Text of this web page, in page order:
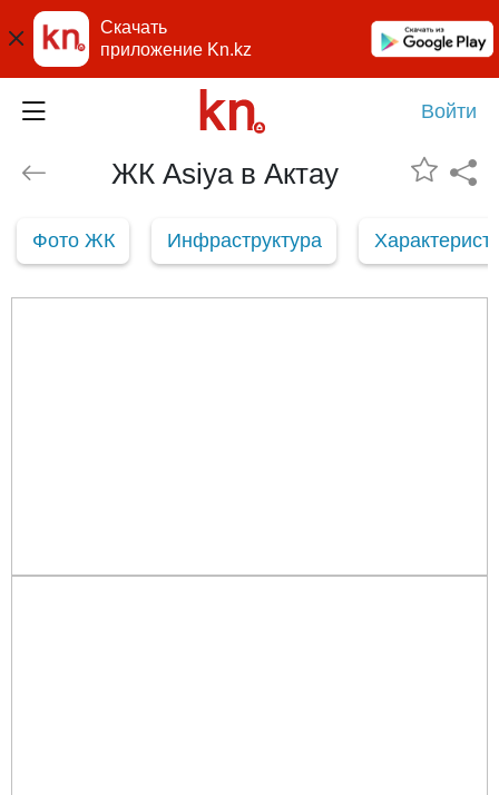
Скачать
приложение Kn.kz
Войти
ЖК Asiya в Актау
Фото ЖК Инфраструктура